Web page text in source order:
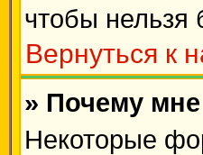
чтобы нельзя
Вернуться к
» Почему
Некоторые